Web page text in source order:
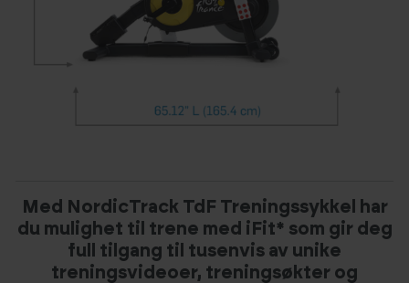
Med NordicTrack TdF Treningssykkel har
du mulighet til trene med iFit* som gir deg
full tilgang til tusenvis av unike
treningsvideoer, treningsøkter og